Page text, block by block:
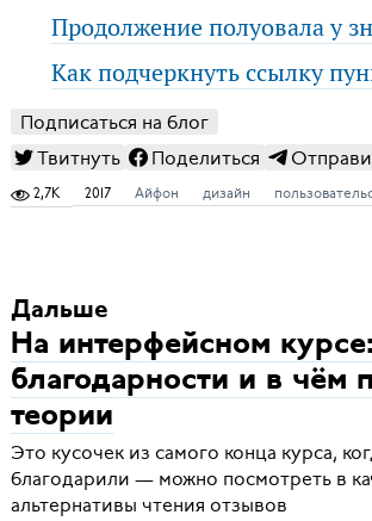
Продолжение полуовала у
Как подчеркнуть ссылку
Подписаться на блог
Твитнуть
Поделиться
2,7K 2017 Айфон дизайн
Дальше
На интерфейсном курсе:
благодарности и в чём
теории
Это кусочек из самого конца курса,
благодарили — можно посмотреть в
альтернативы чтения отзывов